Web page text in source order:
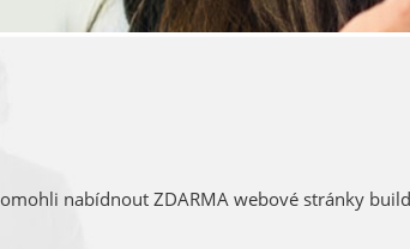
nabídnout ZDARMA webové stránky